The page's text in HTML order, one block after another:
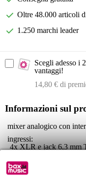
Oltre 48.000 articoli
1.250 marchi leader
Scegli adesso i
vantaggi!
14,80 € di
Informazioni sul
mixer analogico con
ingressi:
4x XLR e jack 6,3 mm
2x jack 6,3 mm TRS
ingresso RCA